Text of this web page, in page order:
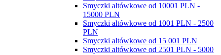
Smyczki altówkowe od 10001 PLN -
15000 PLN
Smyczki altówkowe od 1001 PLN - 2500
PLN
Smyczki altówkowe od 15 001 PLN
Smyczki altówkowe od 2501 PLN - 5000